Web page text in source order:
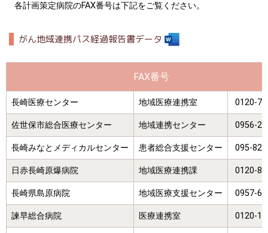
各計画策定病院のFAX番号は下記をご覧ください。
がん地域連携パス経過報告書データ
FAX番号
長崎医療センター 地域医療連携室 0120-
佐世保市総合医療センター 地域連携センター 0956-
長崎みなとメディカルセンター 患者総合支援センター 095-
日赤長崎原爆病院 地域医療連携課 0120-
長崎県島原病院 地域医療支援センター 0957-
諫早総合病院 医療連携室 0120-